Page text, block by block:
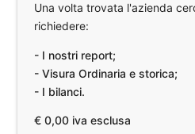
Una volta trovata l'azienda
richiedere:
- I nostri report;
- Visura Ordinaria e storica;
- I bilanci.
€ 0,00 iva esclusa